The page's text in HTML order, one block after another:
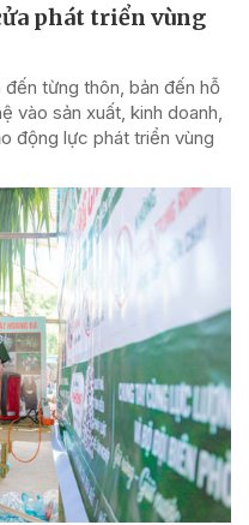
phát triển vùng
từng thôn, bản đến hỗ
vào sản xuất, kinh doanh,
động lực phát triển vùng